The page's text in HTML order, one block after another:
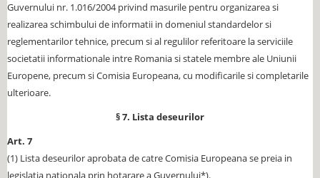
Guvernului nr. 1.016/2004 privind masurile pentru organizarea si
realizarea schimbului de informatii in domeniul standardelor si
reglementarilor tehnice, precum si al regulilor referitoare la serviciile
societatii informationale intre Romania si statele membre ale Uniunii
Europene, precum si Comisia Europeana, cu modificarile si completarile
ulterioare.
§ 7. Lista deseurilor
Art. 7
(1) Lista deseurilor aprobata de catre Comisia Europeana se preia in
legislatia nationala prin hotarare a Guvernului*).